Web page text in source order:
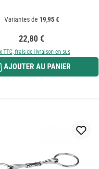
Variantes de 19,95 €
Prix régulier :
22,80 €
TTC, frais de livraison en sus
AJOUTER AU PANIER